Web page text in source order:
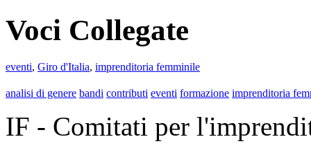
Voci Collegate
eventi, Giro d'Italia, imprenditoria femminile
analisi di genere bandi contributi eventi formazione imprenditoria
IF - Comitati per